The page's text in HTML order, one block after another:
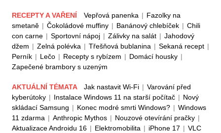
RECEPTY A VAŘENÍ Vepřová panenka | Fazolky na
smetaně | Čokoládové muffiny | Banánový chlebíček | Chili
con carne | Sportovní nápoj | Zálivky na salát | Jahodový
džem | Zelná polévka | Třešňová bublanina | Sekaná recept |
Perník | Lečo | Recepty s rybízem | Domácí housky |
Zapečené brambory s uzeným
AKTUÁLNÍ TÉMATA Jak nastavit Wi-Fi | Varování před
kyberútoky | Instalace Windows 11 na starší počítač | Nový
skládací Samsung | Konec modré smrti Windows? | Windows
11 zdarma | Anthropic Mythos | Nouzové otevírání pračky |
Aktualizace Androidu 16 | Elektromobilita | iPhone 17 | VLC